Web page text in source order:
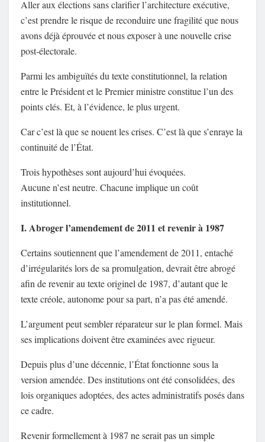
Aller aux élections sans clarifier l’architecture exécutive,
c’est prendre le risque de reconduire une fragilité que nous
avons déjà éprouvée et nous exposer à une nouvelle crise
post-électorale.
Parmi les ambiguïtés du texte constitutionnel, la relation
entre le Président et le Premier ministre constitue l’un des
points clés. Et, à l’évidence, le plus urgent.
Car c’est là que se nouent les crises. C’est là que s’enraye la
continuité de l’État.
Trois hypothèses sont aujourd’hui évoquées.
Aucune n’est neutre. Chacune implique un coût
institutionnel.
I. Abroger l’amendement de 2011 et revenir à 1987
Certains soutiennent que l’amendement de 2011, entaché
d’irrégularités lors de sa promulgation, devrait être abrogé
afin de revenir au texte originel de 1987, d’autant que le
texte créole, autonome pour sa part, n’a pas été amendé.
L’argument peut sembler réparateur sur le plan formel. Mais
ses implications doivent être examinées avec rigueur.
Depuis plus d’une décennie, l’État fonctionne sous la
version amendée. Des institutions ont été consolidées, des
lois organiques adoptées, des actes administratifs posés dans
ce cadre.
Revenir formellement à 1987 ne serait pas un simple